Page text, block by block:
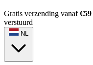
Gratis verzending vanaf€59
verstuurd
NL